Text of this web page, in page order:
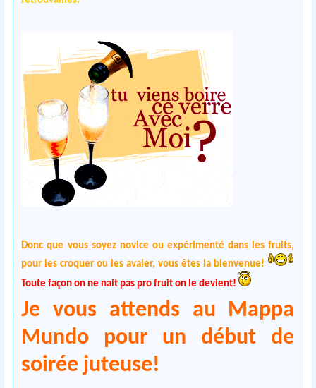
Donc que vous soyez novice ou expérimenté dans les fruits,
pour les croquer ou les avaler, vous êtes la bienvenue!
Toute façon on ne nait pas pro fruit on le devient!
Je vous attends au Mappa
Mundo pour un début de
soirée juteuse!